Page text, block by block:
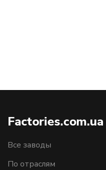
Factories.com.ua
Все заводы
По отраслям